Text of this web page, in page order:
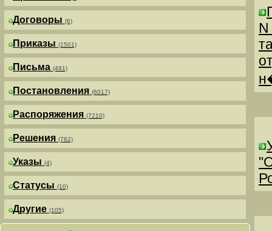
Договоры (6)
Приказы (1501)
Письма (491)
Постановления (6017)
Распоряжения (7210)
Решения (782)
Указы (4)
Статусы (10)
Другие (105)